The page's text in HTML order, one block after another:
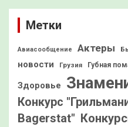
Метки
Авиасообщение Актеры
новости
Грузия Губная
Здоровье
Конкурс
Bagerstat"